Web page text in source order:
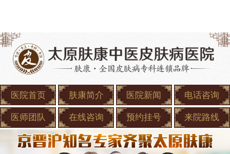
医院首页 肤康简介 医院新闻 电话咨询
医师团队 在线咨询 预约挂号 来院路线